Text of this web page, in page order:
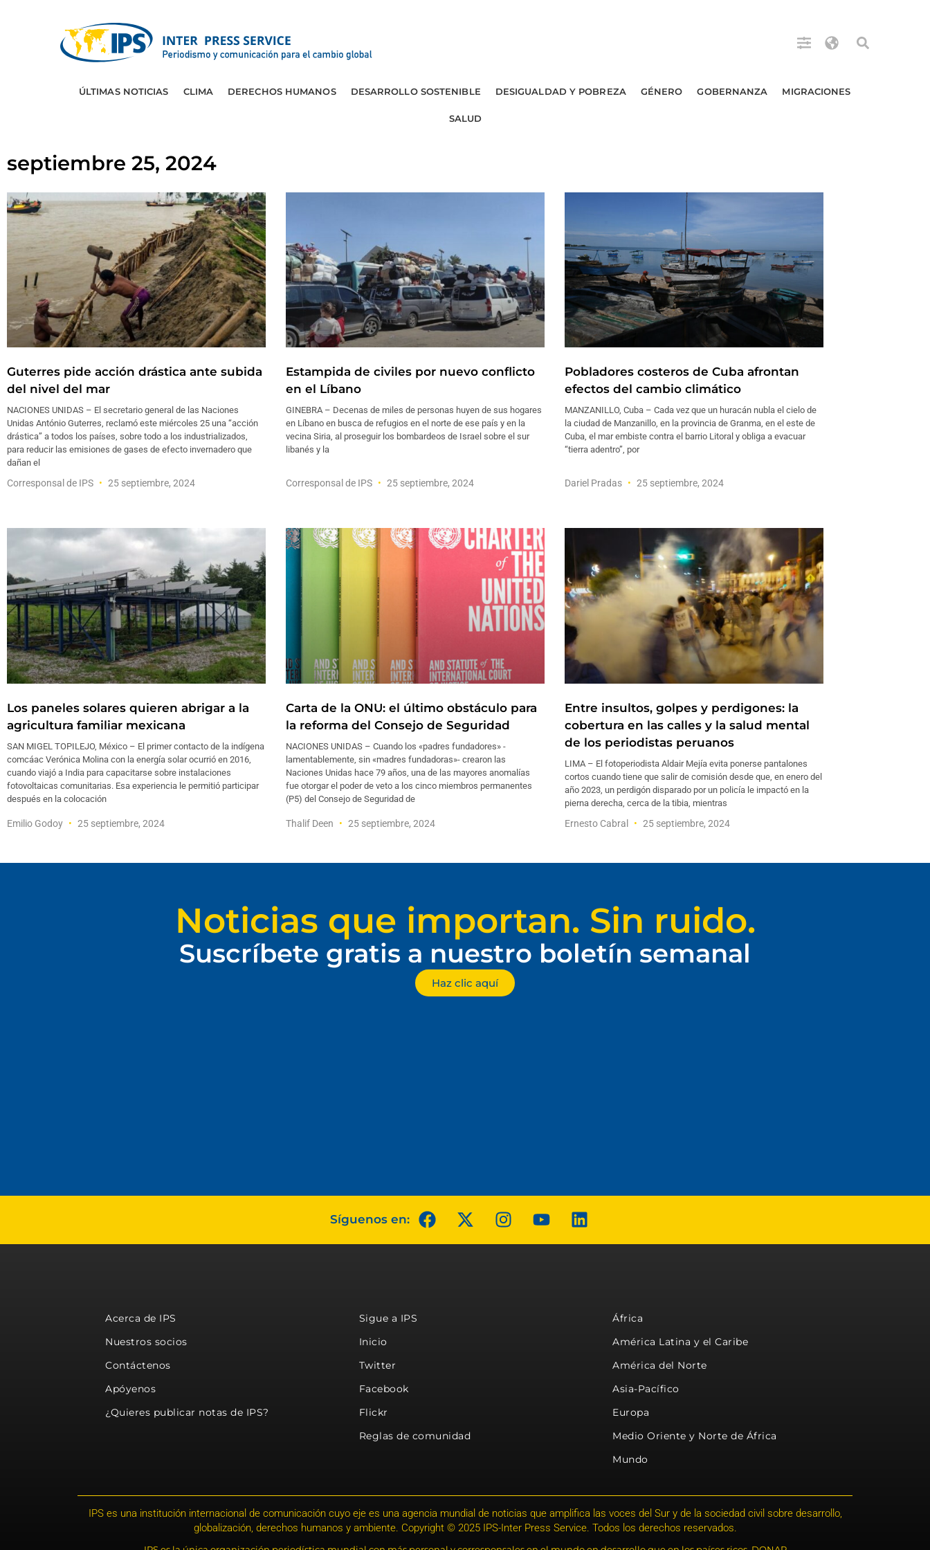
ÚLTIMAS NOTICIAS CLIMA DERECHOS HUMANOS DESARROLLO SOSTENIBLE DESIGUALDAD Y POBREZA GÉNERO GOBERNANZA MIGRACIONES
SALUD
septiembre 25, 2024
Guterres pide acción drástica ante subida
del nivel del mar
NACIONES UNIDAS – El secretario general de las Naciones
Unidas António Guterres, reclamó este miércoles 25 una “acción
drástica” a todos los países, sobre todo a los industrializados,
para reducir las emisiones de gases de efecto invernadero que
dañan el
Corresponsal de IPS 25 septiembre, 2024
Estampida de civiles por nuevo conflicto
en el Líbano
GINEBRA – Decenas de miles de personas huyen de sus hogares
en Líbano en busca de refugios en el norte de ese país y en la
vecina Siria, al proseguir los bombardeos de Israel sobre el sur
libanés y la
Corresponsal de IPS 25 septiembre, 2024
Pobladores costeros de Cuba afrontan
efectos del cambio climático
MANZANILLO, Cuba – Cada vez que un huracán nubla el cielo de
la ciudad de Manzanillo, en la provincia de Granma, en el este de
Cuba, el mar embiste contra el barrio Litoral y obliga a evacuar
“tierra adentro”, por
Dariel Pradas 25 septiembre, 2024
Los paneles solares quieren abrigar a la
agricultura familiar mexicana
SAN MIGEL TOPILEJO, México – El primer contacto de la indígena
comcáac Verónica Molina con la energía solar ocurrió en 2016,
cuando viajó a India para capacitarse sobre instalaciones
fotovoltaicas comunitarias. Esa experiencia le permitió participar
después en la colocación
Emilio Godoy 25 septiembre, 2024
Carta de la ONU: el último obstáculo para
la reforma del Consejo de Seguridad
NACIONES UNIDAS – Cuando los «padres fundadores» -
lamentablemente, sin «madres fundadoras»- crearon las
Naciones Unidas hace 79 años, una de las mayores anomalías
fue otorgar el poder de veto a los cinco miembros permanentes
(P5) del Consejo de Seguridad de
Thalif Deen 25 septiembre, 2024
Entre insultos, golpes y perdigones: la
cobertura en las calles y la salud mental
de los periodistas peruanos
LIMA – El fotoperiodista Aldair Mejía evita ponerse pantalones
cortos cuando tiene que salir de comisión desde que, en enero del
año 2023, un perdigón disparado por un policía le impactó en la
pierna derecha, cerca de la tibia, mientras
Ernesto Cabral 25 septiembre, 2024
Noticias que importan. Sin ruido.
Suscríbete gratis a nuestro boletín semanal
Haz clic aquí
Síguenos en:
Acerca de IPS
Nuestros socios
Contáctenos
Apóyenos
¿Quieres publicar notas de IPS?
Sigue a IPS
Inicio
Twitter
Facebook
Flickr
Reglas de comunidad
África
América Latina y el Caribe
América del Norte
Asia-Pacífico
Europa
Medio Oriente y Norte de África
Mundo
IPS es una institución internacional de comunicación cuyo eje es una agencia mundial de noticias que amplifica las voces del Sur y de la sociedad civil sobre desarrollo,
globalización, derechos humanos y ambiente. Copyright © 2025 IPS-Inter Press Service. Todos los derechos reservados.